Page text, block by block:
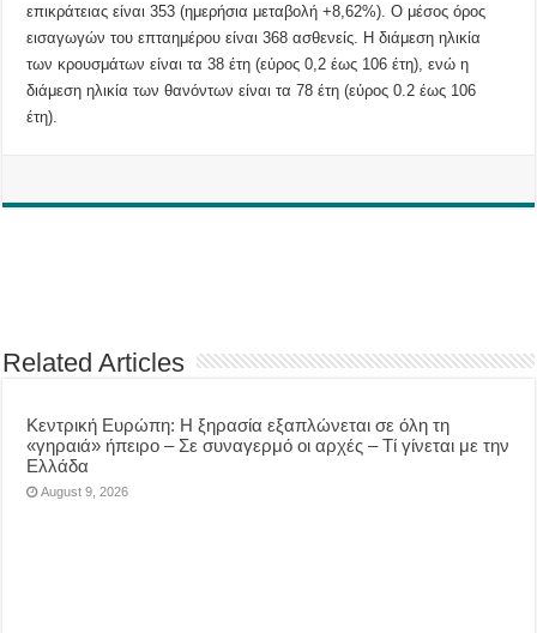
επικράτειας είναι 353 (ημερήσια μεταβολή +8,62%). Ο μέσος όρος
εισαγωγών του επταημέρου είναι 368 ασθενείς. Η διάμεση ηλικία
των κρουσμάτων είναι τα 38 έτη (εύρος 0,2 έως 106 έτη), ενώ η
διάμεση ηλικία των θανόντων είναι τα 78 έτη (εύρος 0.2 έως 106
έτη).
Related Articles
Κεντρική Ευρώπη: Η ξηρασία εξαπλώνεται σε όλη τη
«γηραιά» ήπειρο – Σε συναγερμό οι αρχές – Τί γίνεται με την
Ελλάδα
August 9, 2026